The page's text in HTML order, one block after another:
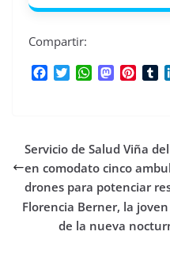
Compartir:
o
o
k
e
r
W
A
p
p
M
d
o
n
r
e
s
t
r
Servicio de Salud Viña
en comodato cinco
drones para potenciar
Florencia Berner, la
de la nueva